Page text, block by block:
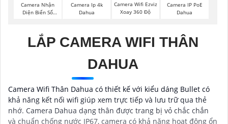
Camera Nhận
Diện Biển Số
Camera Ip 4k
Dahua
Camera Wifi Ezviz
Xoay 360 Độ
Camera IP PoE
Dahua
LẮP CAMERA WIFI THÂN
DAHUA
Camera Wifi Thân Dahua có thiết kế với kiểu dáng Bullet có
khả năng kết nối wifi giúp xem trực tiếp và lưu trữ qua thẻ
nhớ. Camera Dahua dạng thân được trang bị vỏ chắc chắn
và chuẩn chống nước IP67, camera có khả năng hoạt động ổn